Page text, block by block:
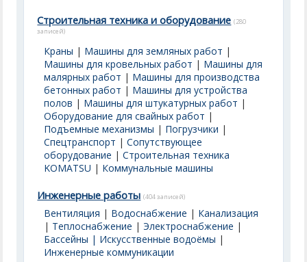
Строительная техника и оборудование (280
записей)
Краны | Машины для земляных работ |
Машины для кровельных работ | Машины для
малярных работ | Машины для производства
бетонных работ | Машины для устройства
полов | Машины для штукатурных работ |
Оборудование для свайных работ |
Подъемные механизмы | Погрузчики |
Спецтранспорт |Сопутствующее
оборудование |Строительная техника
KOMATSU | Коммунальные машины
Инженерные работы (404 записей)
Вентиляция | Водоснабжение | Канализация
| Теплоснабжение |Электроснабжение |
Бассейны | Искусственные водоёмы |
Инженерные коммуникации